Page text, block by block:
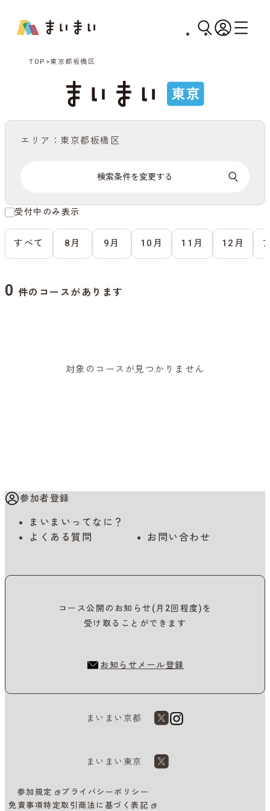
TOP 東京都板橋区
エリア：東京都板橋区
検索条件を変更する
受付中のみ表示
すべて 8月 9月 10月 11月 12月
0 件のコースがあります
対象のコースが見つかりません
参加者登録
まいまいってなに？
よくある質問
お問い合わせ
コース公開のお知らせ(月2回程度)を
受け取ることができます
お知らせメール登録
まいまい京都
まいまい東京
参加規定
プライバシーポリシー
免責事項特定取引商法に基づく表記